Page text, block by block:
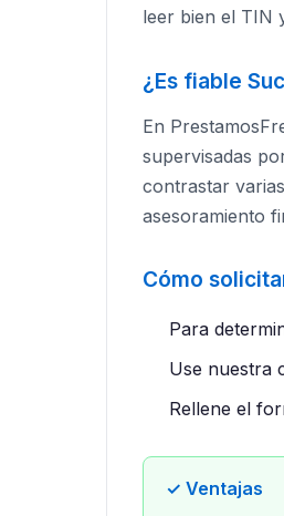
leer bien el TIN
¿Es fiable
En
supervisadas
contrastar
asesoramiento
Cómo
Para
Use nuestra
Rellene el
✓ Ventajas